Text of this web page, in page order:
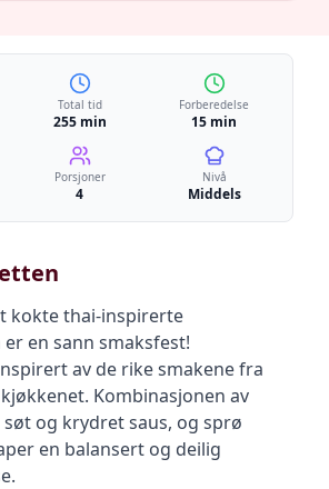
Total tid
255 min
Forberedelse
15 min
Porsjoner
4
Nivå
Middels
kokte thai-inspirerte
en sann smaksfest!
av de rike smakene fra
Kombinasjonen av
og krydret saus, og sprø
en balansert og deilig